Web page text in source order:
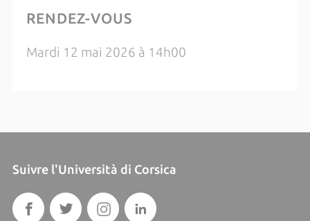
RENDEZ-VOUS
Mardi 12 mai 2026 à 14h00
Suivre l'Università di Corsica